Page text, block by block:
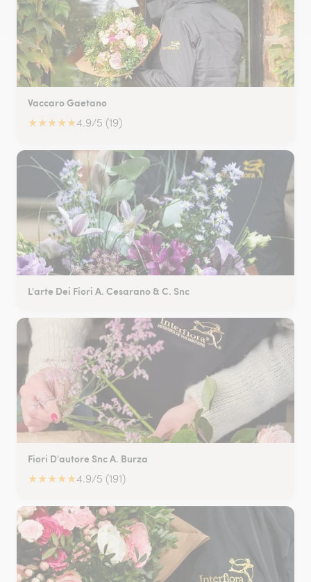
Vaccaro Gaetano
★★★★★4.9/5 (19)
L'arte Dei Fiori A. Cesarano & C. Snc
Fiori D'autore Snc A. Burza
★★★★★4.9/5 (191)